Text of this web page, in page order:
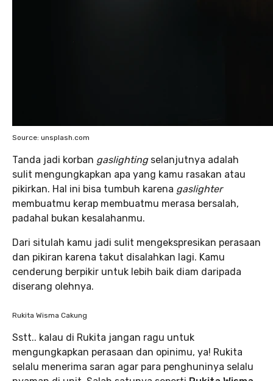
Source: unsplash.com
Tanda jadi korban gaslighting selanjutnya adalah
sulit mengungkapkan apa yang kamu rasakan atau
pikirkan. Hal ini bisa tumbuh karena gaslighter
membuatmu kerap membuatmu merasa bersalah,
padahal bukan kesalahanmu.
Dari situlah kamu jadi sulit mengekspresikan perasaan
dan pikiran karena takut disalahkan lagi. Kamu
cenderung berpikir untuk lebih baik diam daripada
diserang olehnya.
Rukita Wisma Cakung
Sstt.. kalau di Rukita jangan ragu untuk
mengungkapkan perasaan dan opinimu, ya! Rukita
selalu menerima saran agar para penghuninya selalu